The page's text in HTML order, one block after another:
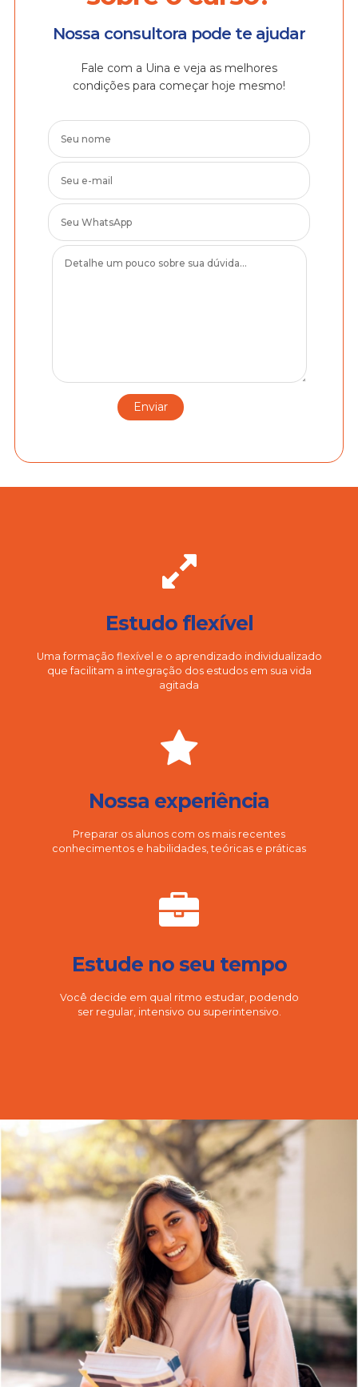
Nossa consultora pode te ajudar
Fale com a Uina e veja as melhores
condições para começar hoje mesmo!
Estudo flexível
Uma formação flexível e o aprendizado individualizado
que facilitam a integração dos estudos em sua vida
agitada
Nossa experiência
Preparar os alunos com os mais recentes
conhecimentos e habilidades, teóricas e práticas
Estude no seu tempo
Você decide em qual ritmo estudar, podendo
ser regular, intensivo ou superintensivo.